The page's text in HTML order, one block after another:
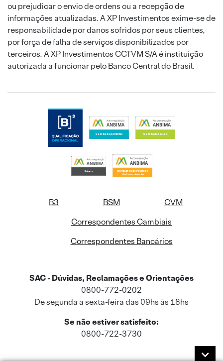
ou prejudicar o envio de ordens ou a recepção de
informações atualizadas. A XP Investimentos exime-se de
responsabilidade por danos sofridos por seus clientes,
por força de falha de serviços disponibilizados por
terceiros. A XP Investimentos CCTVM S/A é instituição
autorizada a funcionar pelo Banco Central do Brasil.
B3 BSM
CVM
Correspondentes Cambiais
Correspondentes Bancários
SAC - Dúvidas, Reclamações e Orientações
0800-772-0202
De segunda a sexta-feira das 09hs às 18hs
Se não estiver satisfeito:
0800-722-3730